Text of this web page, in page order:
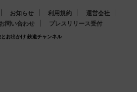
お知らせ 利用規約
運営会社
お問い合わせ プレスリリース受付
お出かけ 鉄道チャンネル